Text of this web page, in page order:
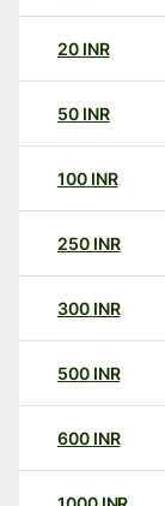
20 INR
50 INR
100 INR
250 INR
300 INR
500 INR
600 INR